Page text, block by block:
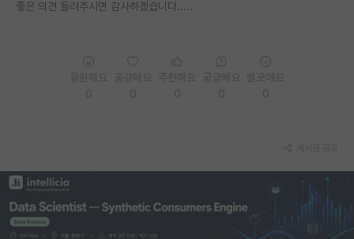
반도체/AI 게시판
이벤트
반도체 아카데미
좋은 의견 들려주시면 감사하겠습니다.....